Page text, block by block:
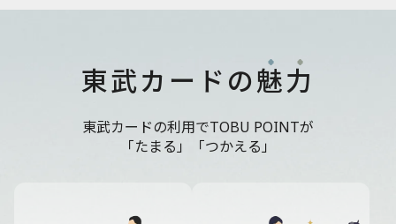
東武カードの魅力
東武カードの利用でTOBU POINTが
「たまる」「つかえる」